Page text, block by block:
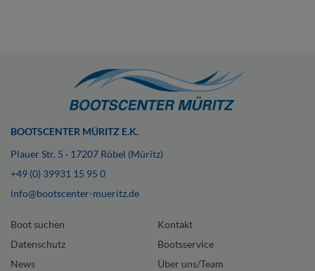
BOOTSCENTER MÜRITZ E.K.
Plauer Str. 5 · 17207 Röbel (Müritz)
+49 (0) 39931 15 95 0
info@bootscenter-mueritz.de
Boot suchen
Kontakt
Datenschutz
Bootsservice
News
Über uns/Team